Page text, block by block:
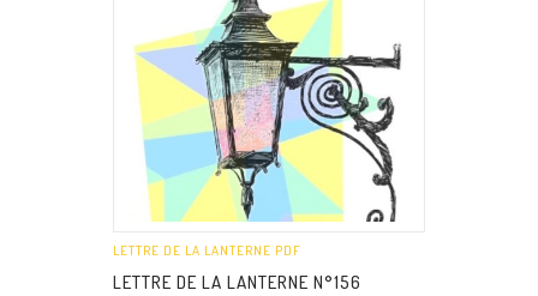
LETTRE DE LA LANTERNE PDF
LETTRE DE LA LANTERNE N°156